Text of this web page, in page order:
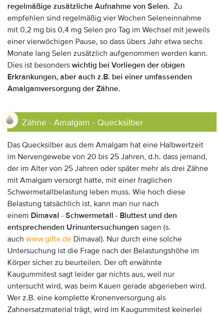
regelmäßige zusätzliche Aufnahme von Selen. Zu
empfehlen sind regelmäßig vier Wochen Seleneinnahme
mit 0,2 mg bis 0,4 mg Selen pro Tag im Wechsel mit jeweils
einer vierwöchigen Pause, so dass übers Jahr etwa sechs
Monate lang Selen zusätzlich aufgenommen werden kann.
Dies ist besonders wichtig bei Vorliegen der obigen
Erkrankungen, aber auch z.B. bei einer umfassenden
Amalgamversorgung der Zähne.
Zähne - Amalgam - Quecksilber
Das Quecksilber aus dem Amalgam hat eine Halbwertzeit
im Nervengewebe von 20 bis 25 Jahren, d.h. dass jemand,
der im Alter von 25 Jahren oder später mehr als drei Zähne
mit Amalgam versorgt hatte, mit einer fraglichen
Schwermetallbelastung leben muss. Wie hoch diese
Belastung tatsächlich ist, kann man nur nach
einem Dimaval - Schwermetall - Bluttest und den
entsprechenden Urinuntersuchungen sagen (s.
auch www.gifte.de Dimaval). Nur durch eine solche
Untersuchung ist die Frage nach der Belastungshöhe im
Körper sicher zu beurteilen. Der oft erwähnte
Kaugummitest sagt leider gar nichts aus, weil nur
untersucht wird, was beim Kauen gerade abgerieben wird.
Wer z.B. eine komplette Kronenversorgung als
Zahnersatzmaterial trägt, wird im Kaugummitest keinerlei